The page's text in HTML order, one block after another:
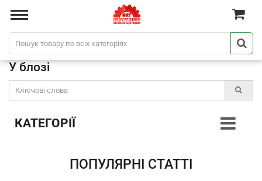
У блозі
КАТЕГОРІЇ
ПОПУЛЯРНІ СТАТТІ